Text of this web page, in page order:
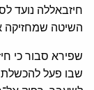
חיזבאללה נועד
השיטה שמחזיקה
שפירא סבור כי
שבו פעל